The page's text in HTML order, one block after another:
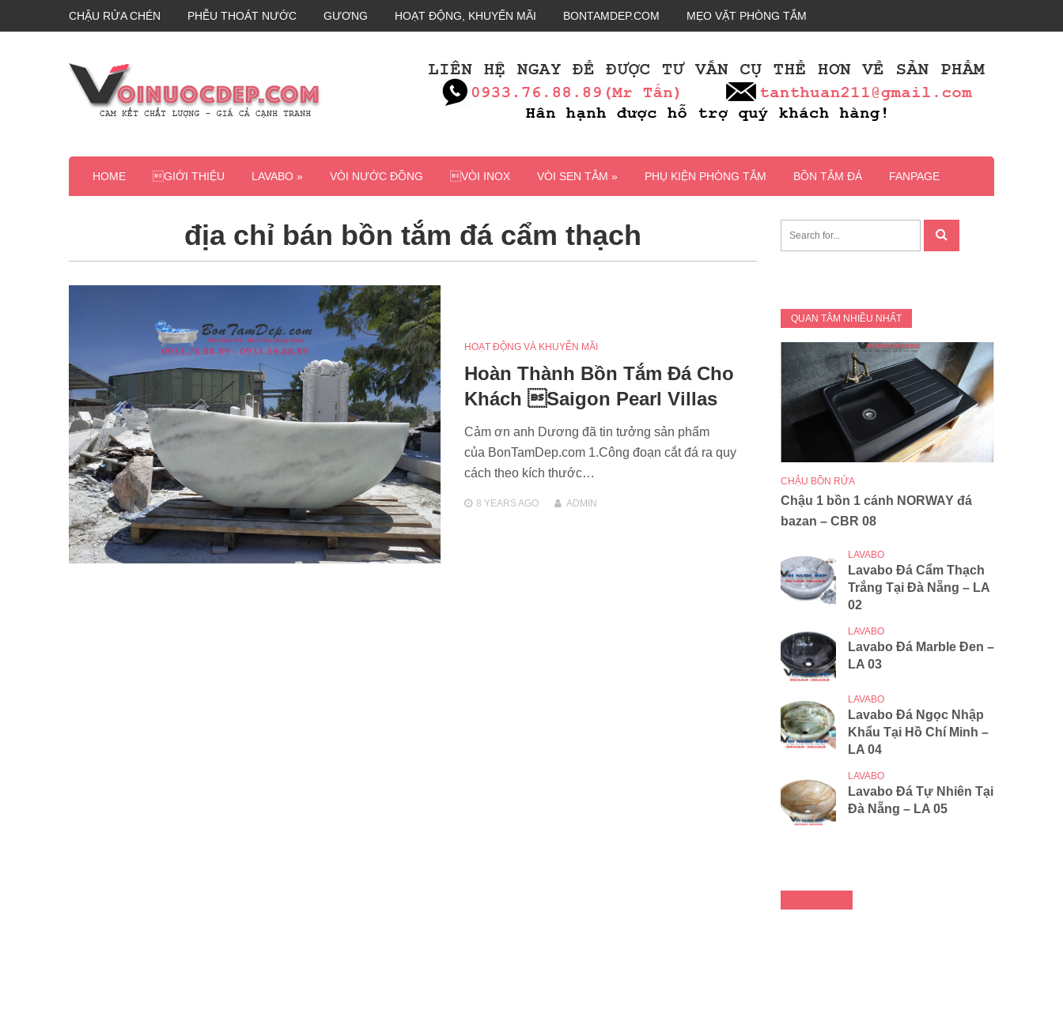
CHẬU RỬA CHÉN PHỄU THOÁT NƯỚC GƯƠNG HOẠT ĐỘNG, KHUYẾN MÃI BONTAMDEP.COM MẸO VẶT PHÒNG TẮM
HOME GIỚI THIỆU LAVABO » VÒI NƯỚC ĐỒNG VÒI INOX VÒI SEN TẮM » PHỤ KIỆN PHÒNG TẮM BỒN TẮM ĐÁ FANPAGE
địa chỉ bán bồn tắm đá cẩm thạch
HOẠT ĐỘNG VÀ KHUYỄN MÃI
Hoàn Thành Bồn Tắm Đá Cho
Khách Saigon Pearl Villas
Cảm ơn anh Dương đã tin tưởng sản phẩm
của BonTamDep.com 1.Công đoạn cắt đá ra quy
cách theo kích thước…
8 YEARSAGO ADMIN
QUAN TÂM NHIỀU NHẤT
CHẬU BỒN RỬA
Chậu 1 bồn 1 cánh NORWAY đá
bazan – CBR 08
LAVABO
Lavabo Đá Cẩm Thạch
Trắng Tại Đà Nẵng – LA
02
LAVABO
Lavabo Đá Marble Đen –
LA 03
LAVABO
Lavabo Đá Ngọc Nhập
Khẩu Tại Hồ Chí Minh –
LA 04
LAVABO
Lavabo Đá Tự Nhiên Tại
Đà Nẵng – LA 05